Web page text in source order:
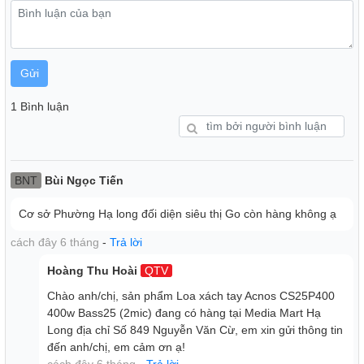
Stereo Sống Động
năng MIC Wireless Stereo (MWS), cho phép kết nối hai loa
cùng lúc để phát âm thanh stereo chân thực. Bạn chỉ cần
kết nối Bluetooth với một loa làm loa chính (Master), mọi
hiệu ứng âm thanh, bao gồm micro và nhạc nền, sẽ được
đồng bộ trên cả hai loa. Nhờ đó, bạn có thể tận hưởng âm
nhạc với chất lượng không gian 3D sống động, thích hợp
Gửi
1 Bình luận
BNT Bùi Ngọc Tiến
Cơ sở Phường Hạ long đối diện siêu thị Go còn hàng không ạ
cách đây 6 tháng - Trả lời
Hoàng Thu Hoài
QTV
Chào anh/chị, sản phẩm Loa xách tay Acnos CS25P400
400w Bass25 (2mic) đang có hàng tại Media Mart Hạ
Long địa chỉ Số 849 Nguyễn Văn Cừ, em xin gửi thông tin
đến anh/chị, em cảm ơn ạ!